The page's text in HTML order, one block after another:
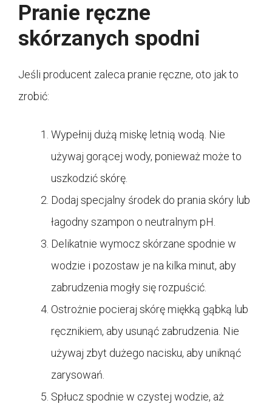
Pranie ręczne
skórzanych spodni
Jeśli producent zaleca pranie ręczne, oto jak to
zrobić:
Wypełnij dużą miskę letnią wodą. Nie
używaj gorącej wody, ponieważ może to
uszkodzić skórę.
Dodaj specjalny środek do prania skóry lub
łagodny szampon o neutralnym pH.
Delikatnie wymocz skórzane spodnie w
wodzie i pozostaw je na kilka minut, aby
zabrudzenia mogły się rozpuścić.
Ostrożnie pocieraj skórę miękką gąbką lub
ręcznikiem, aby usunąć zabrudzenia. Nie
używaj zbyt dużego nacisku, aby uniknąć
zarysowań.
Spłucz spodnie w czystej wodzie, aż